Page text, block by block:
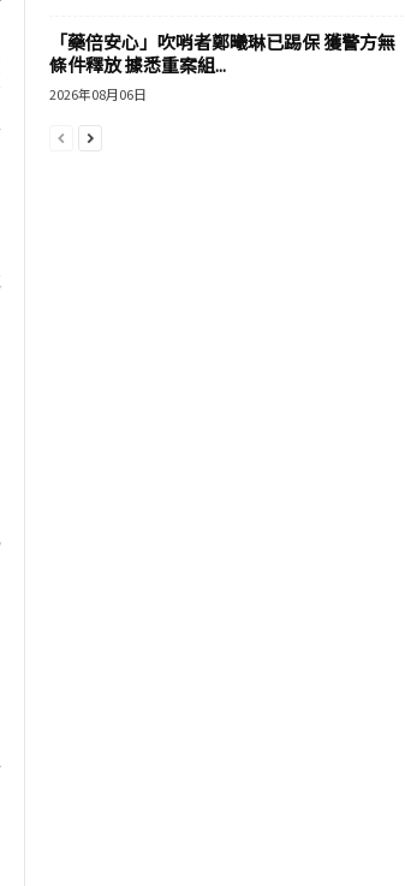
「藥倍安心」吹哨者鄭曦琳已踢保 獲警方無
條件釋放 據悉重案組...
2026年08月06日